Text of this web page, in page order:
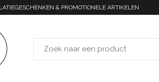
& PROMOTIONELE ARTIKELEN